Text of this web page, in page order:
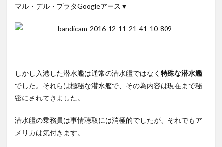
マル・デル・プラタGoogleアース▼
しかし入港した潜水艦は通常の潜水艦ではなく 特殊な潜水艦
でした。それらは極秘な潜水艦で、その為内容は現在まで秘
密にされてきました。
潜水艦の乗務員は事情聴取には消極的でしたが、それでもア
メリカは気付きます。